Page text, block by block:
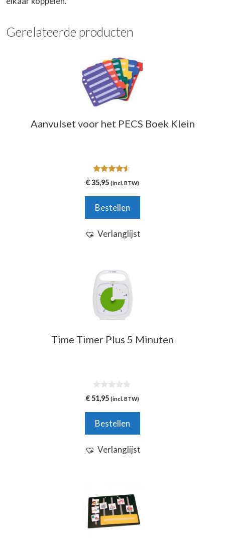
Gerelateerde producten
Aanvulset voor het PECS Boek Klein
4.33
van 5
€35,95 (incl. BTW)
Bestellen
Verlanglijst
Time Timer Plus 5 Minuten
0
v
5
€ 51,95 (incl. BTW)
Bestellen
Verlanglijst